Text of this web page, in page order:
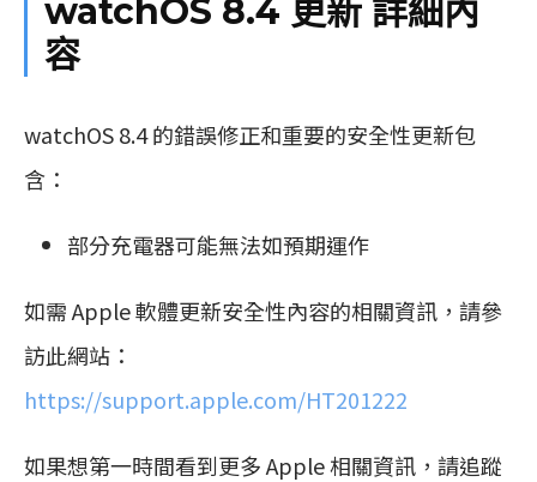
watchOS 8.4 更新 詳細內
容
watchOS 8.4 的錯誤修正和重要的安全性更新包
含：
部分充電器可能無法如預期運作
如需 Apple 軟體更新安全性內容的相關資訊，請參
訪此網站：
https://support.apple.com/HT201222
如果想第一時間看到更多 Apple 相關資訊，請追蹤